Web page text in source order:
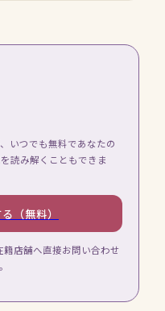
いつでも無料であなたの
読み解くこともできま
（無料）
店舗へ直接お問い合わせ